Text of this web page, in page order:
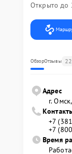
Открыто до
ОбзорОтзывы
Адрес
г.
+7
+7
Время